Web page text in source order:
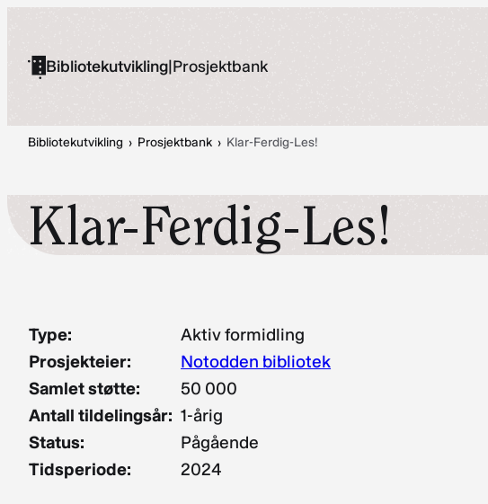
innholdBibliotekutvikling|Prosjektbank
Bibliotekutvikling › Prosjektbank › Klar-Ferdig-Les!
Klar-Ferdig-Les!
Type:
Aktiv formidling
Prosjekteier:
Notodden bibliotek
Samlet støtte:
50 000
Antall tildelingsår: 1-årig
Status:
Pågående
Tidsperiode:
2024